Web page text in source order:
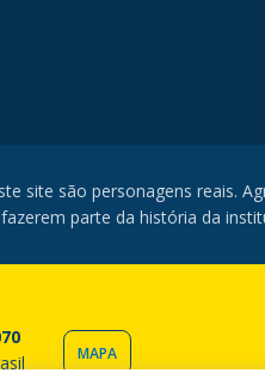
site são personagens reais.
parte da história da
MAPA